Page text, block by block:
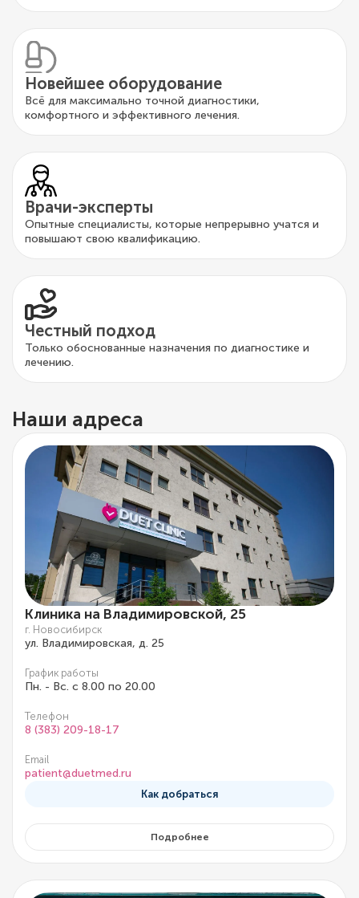
Новейшее оборудование
Всё для максимально точной диагностики,
комфортного и эффективного лечения.
Врачи-эксперты
Опытные специалисты, которые непрерывно учатся и
повышают свою квалификацию.
Честный подход
Только обоснованные назначения по диагностике и
лечению.
Наши адреса
Клиника на Владимировской, 25
г. Новосибирск
ул. Владимировская, д. 25
График работы
Пн. - Вс. с 8.00 по 20.00
Телефон
8 (383) 209-18-17
Email
patient@duetmed.ru
Как добраться
Подробнее